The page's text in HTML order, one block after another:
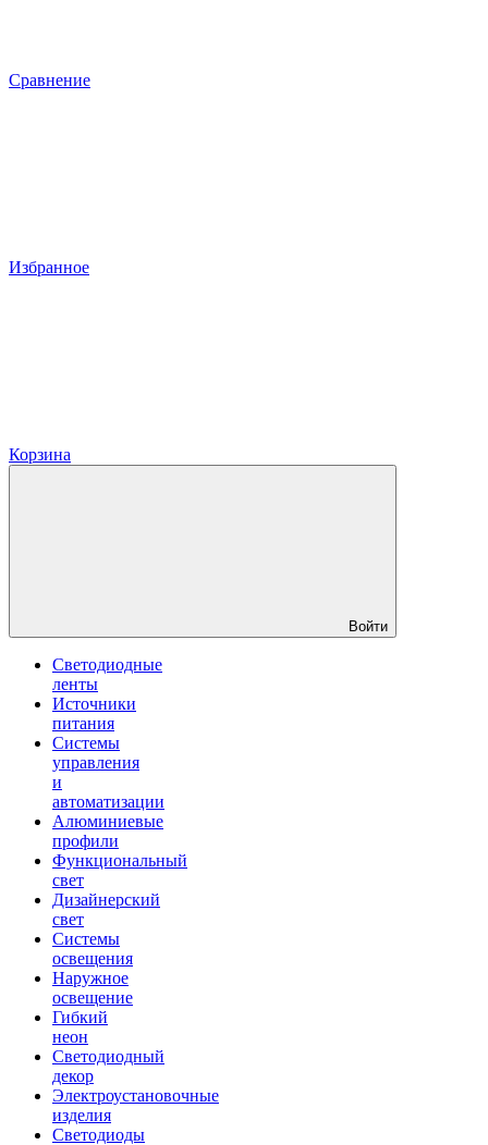
Сравнение
Избранное
Корзина
Войти
Светодиодные
ленты
Источники
питания
Системы
управления
и
автоматизации
Алюминиевые
профили
Функциональный
свет
Дизайнерский
свет
Системы
освещения
Наружное
освещение
Гибкий
неон
Светодиодный
декор
Электроустановочные
изделия
Светодиоды